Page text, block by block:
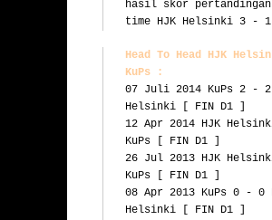
hasil skor
time HJK Helsinki 3 - 1
Head To Head HJK
KuPs :
07 Juli 2014 KuPs 2 - 2
Helsinki [ FIN D1 ]
12 Apr 2014 HJK
KuPs [ FIN D1 ]
26 Jul 2013 HJK
KuPs [ FIN D1 ]
08 Apr 2013 KuPs 0 - 0
Helsinki [ FIN D1 ]